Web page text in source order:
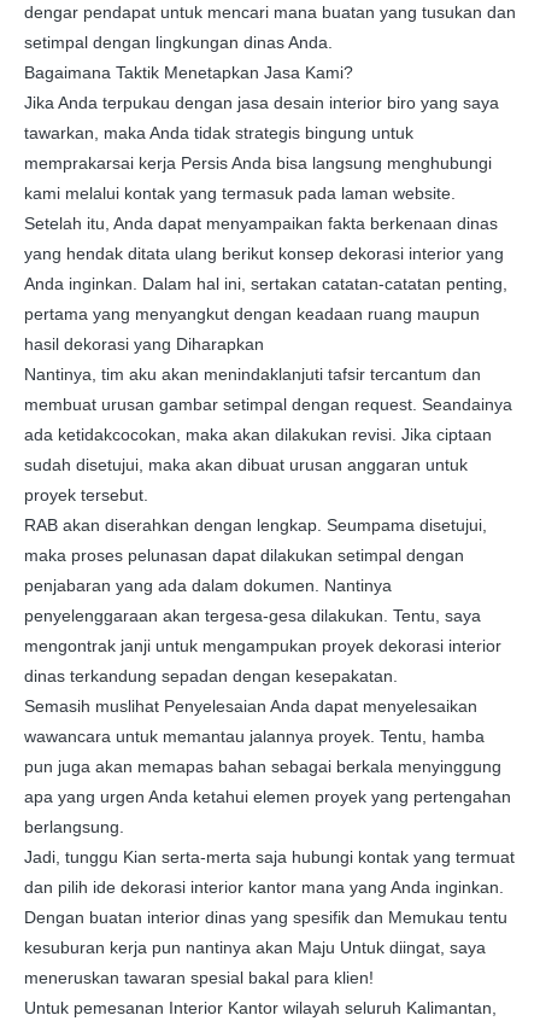
dengar pendapat untuk mencari mana buatan yang tusukan dan
setimpal dengan lingkungan dinas Anda.
Bagaimana Taktik Menetapkan Jasa Kami?
Jika Anda terpukau dengan jasa desain interior biro yang saya
tawarkan, maka Anda tidak strategis bingung untuk
memprakarsai kerja Persis Anda bisa langsung menghubungi
kami melalui kontak yang termasuk pada laman website.
Setelah itu, Anda dapat menyampaikan fakta berkenaan dinas
yang hendak ditata ulang berikut konsep dekorasi interior yang
Anda inginkan. Dalam hal ini, sertakan catatan-catatan penting,
pertama yang menyangkut dengan keadaan ruang maupun
hasil dekorasi yang Diharapkan
Nantinya, tim aku akan menindaklanjuti tafsir tercantum dan
membuat urusan gambar setimpal dengan request. Seandainya
ada ketidakcocokan, maka akan dilakukan revisi. Jika ciptaan
sudah disetujui, maka akan dibuat urusan anggaran untuk
proyek tersebut.
RAB akan diserahkan dengan lengkap. Seumpama disetujui,
maka proses pelunasan dapat dilakukan setimpal dengan
penjabaran yang ada dalam dokumen. Nantinya
penyelenggaraan akan tergesa-gesa dilakukan. Tentu, saya
mengontrak janji untuk mengampukan proyek dekorasi interior
dinas terkandung sepadan dengan kesepakatan.
Semasih muslihat Penyelesaian Anda dapat menyelesaikan
wawancara untuk memantau jalannya proyek. Tentu, hamba
pun juga akan memapas bahan sebagai berkala menyinggung
apa yang urgen Anda ketahui elemen proyek yang pertengahan
berlangsung.
Jadi, tunggu Kian serta-merta saja hubungi kontak yang termuat
dan pilih ide dekorasi interior kantor mana yang Anda inginkan.
Dengan buatan interior dinas yang spesifik dan Memukau tentu
kesuburan kerja pun nantinya akan Maju Untuk diingat, saya
meneruskan tawaran spesial bakal para klien!
Untuk pemesanan Interior Kantor wilayah seluruh Kalimantan,